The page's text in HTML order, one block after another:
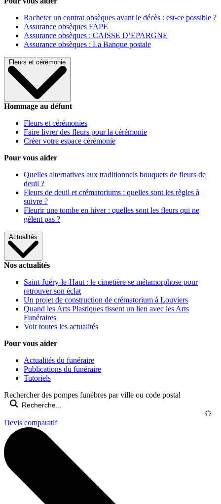
Racheter un contrat obsèques avant le décès : est-ce possible ?
Assurance obsèques FAPE
Assurance obsèques : CAISSE D’EPARGNE
Assurance obsèques : La Banque postale
Fleurs et cérémonie
Hommage au défunt
Fleurs et cérémonies
Faire livrer des fleurs pour la cérémonie
Créer votre espace cérémonie
Pour vous aider
Quelles alternatives aux traditionnels bouquets de fleurs de
deuil ?
Fleurs de deuil et crématoriums : quelles sont les règles à
suivre ?
Fleurir une tombe en hiver : quelles sont les fleurs qui ne
gèlent pas ?
Actualités
Nos actualités
Saint-Juéry-le-Haut : le cimetière se métamorphose pour
retrouver son éclat
Un projet de construction de crématorium à Louviers
Quand les Arts Plastiques tissent un lien avec les Arts
Funéraires
Voir toutes les actualités
Pour vous aider
Actualités du funéraire
Publications du funéraire
Tutoriels
Rechercher des pompes funèbres par ville ou code postal
Devis comparatif